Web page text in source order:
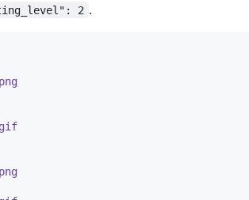
2 .
png
gif
png